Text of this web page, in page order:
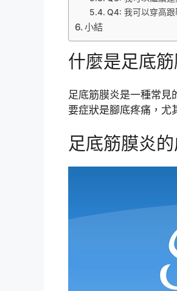
Q4: 我可以穿高跟
小結
什麼是足底筋
足底筋膜炎是一種常見
要症狀是腳底疼痛，尤
足底筋膜炎